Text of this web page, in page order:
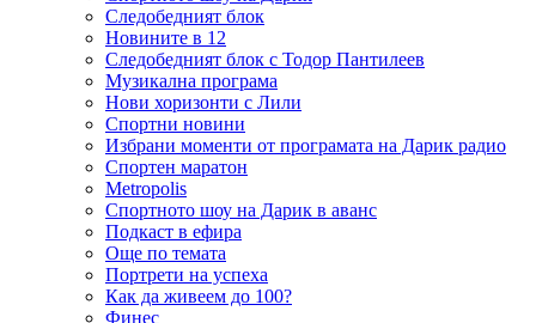
Следобедният блок
Новините в 12
Следобедният блок с Тодор Пантилеев
Музикална програма
Нови хоризонти с Лили
Спортни новини
Избрани моменти от програмата на Дарик радио
Спортен маратон
Metropolis
Спортното шоу на Дарик в аванс
Подкаст в ефира
Още по темата
Портрети на успеха
Как да живеем до 100?
Финес